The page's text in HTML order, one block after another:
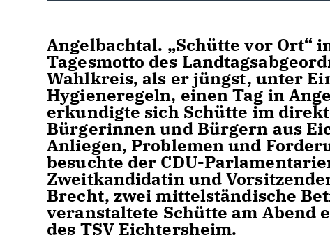
Angelbachtal. „Schütte vor Ort“
Tagesmotto des
Wahlkreis, als er jüngst, unter
Hygieneregeln, einen Tag in
erkundigte sich Schütte im
Bürgerinnen und Bürgern aus
Anliegen, Problemen und
besuchte der CDU-
Zweitkandidatin und
Brecht, zwei mittelständische
veranstaltete Schütte am Abend
des TSV Eichtersheim.